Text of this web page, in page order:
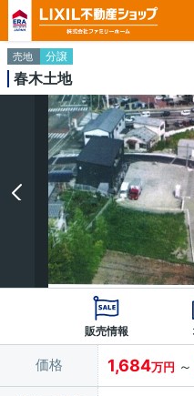
売地 分譲
春木土地
販売情報
価格 1,684万円 ～